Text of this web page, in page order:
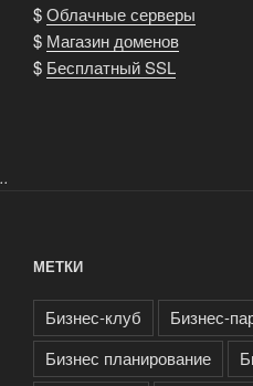
$Облачные серверы
$ Магазин доменов
$ Бесплатный SSL
..
МЕТКИ
Бизнес-клуб
Бизнес-
Бизнес планирование